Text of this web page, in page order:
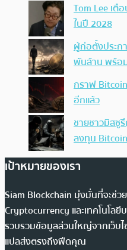
Tom Lee เตื
ในปี 2028
ผู้ก่อตั้งประก
พันล้าน พร้อ
กราฟ
อีกแล้ว
ชายชาวมิสซู
ลงทุน
เป้าหมายของเรา
Siam Blockchain มุ่งมั่นที่จะช่ว
Cryptocurrency และเทคโนโล
รวบรวมข้อมูลส่วนใหญ่จากเว็บไ
แปลส่งตรงถึงฟีดคุณ